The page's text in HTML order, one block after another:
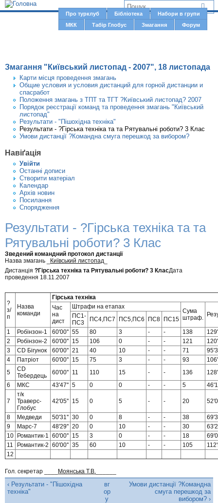
Jump to navigation
о
в
н
м
е
н
Про турклуб Бібліотека
Набори в групи
МКК
Табір Глобус Змагання Форум
В
Змагання "Київський листопад - 2007", 18 листопада
Карти місця проведення змагань
Общие условия и условия дистанций для горной дистанции и
спасработ
Положення змагань з ТПТ та ТГТ ?Київський листопад? 2007
Порядок реєстрації команд та проведення змагань "Київський
листопад"
Результати - "Пішохідна техніка"
Результати - ?Гірська техніка та та Рятувальні роботи? 3 Клас
Умови дистанції ?Командна смуга перешкод за вибором?
Навіґація
Увiйти
Останні дописи
Створити матерiал
Календар
Архів новин
Посилання
Спорядження
Результати - ?Гірська техніка та та
Рятувальні роботи? 3 Клас
Зведений командний протокол дистанції
Назва змагань _
Київський листопад
Дистанція ?Гірська техніка та Рятувальні роботи? 3 КласДата
проведення 18.11.2007
?
з/
п
Назва
команди
Гірська техніка
Час
на
дист
Штрафи на етапах
Сума
штраф.
ПС1-
ПС3
ПС4,ПС7 ПС5,ПС6 ПС8 ПС15
1
Робінзон-1 60'00'' 55 80 3 - - 138
2
Робінзон-2 60'00'' 15 106 0 - - 121
3
CD Бігунок 60'00'' 21 40 10 - - 71
4
Патріот 60'00'' 15 75 3 - - 93
5
CD
Тебердець
60'00'' 11 110 15 - - 136
6
МКС 43'47'' 5 0 0 - - 5
7
т/к
Траверс-
Глобус
42'05'' 15 0 5 - - 20
8 Медведи 50'31'' 30 0 8 - - 38
9
Марс-7 48'29'' 20 0 10 - - 30
10 Романтик-1 60'00'' 15 3 0 - - 18
11
Романтик-2 60'00'' 35 60 10 - - 105
12
Гол. секретар ____ Моянська Т.В.
‹ Результати - "Пішохідна
техніка"
вг
ор
у
Умови дистанції ?Командна
смуга перешкод за
вибором? ›